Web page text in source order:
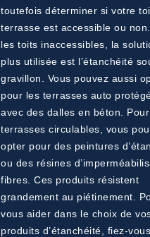
toutefois déterminer si votre
terrasse est accessible ou
les toits inaccessibles, la
plus utilisée est l’étanchéité
gravillon. Vous pouvez aussi
pour les terrasses auto
avec des dalles en béton.
terrasses circulables, vous
opter pour des peintures
ou des résines
fibres. Ces produits résistent
grandement au piétinement.
vous aider dans le choix de
produits d’étanchéité, fiez-